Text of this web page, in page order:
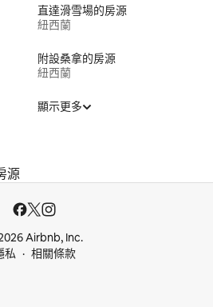
直達滑雪場的房源
紐西蘭
附設桑拿的房源
紐西蘭
顯示更多
源
Airbnb, Inc.
私
相關條款